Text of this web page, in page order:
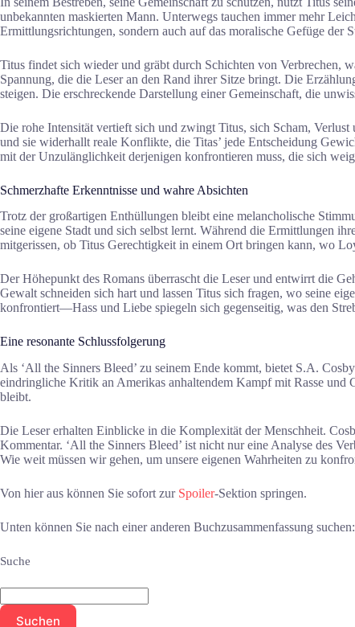
unbekannten maskierten Mann. Unterwegs tauchen immer mehr
Ermittlungsrichtungen, sondern auch auf das moralische Gefüge der
Titus findet sich wieder und gräbt durch Schichten von Verbrechen,
Spannung, die die Leser an den Rand ihrer Sitze bringt. Die
steigen. Die erschreckende Darstellung einer Gemeinschaft, die
Die rohe Intensität vertieft sich und zwingt Titus, sich Scham,
und sie widerhallt reale Konflikte, die Titas’ jede Entscheidung
mit der Unzulänglichkeit derjenigen konfrontieren muss, die sich
Schmerzhafte Erkenntnisse und wahre Absichten
Trotz der großartigen Enthüllungen bleibt eine melancholische
seine eigene Stadt und sich selbst lernt. Während die Ermittlungen
mitgerissen, ob Titus Gerechtigkeit in einem Ort bringen kann, wo
Der Höhepunkt des Romans überrascht die Leser und entwirrt die
Gewalt schneiden sich hart und lassen Titus sich fragen, wo seine
konfrontiert—Hass und Liebe spiegeln sich gegenseitig, was den
Eine resonante Schlussfolgerung
Als ‘All the Sinners Bleed’ zu seinem Ende kommt, bietet S.A.
eindringliche Kritik an Amerikas anhaltendem Kampf mit Rasse und
bleibt.
Die Leser erhalten Einblicke in die Komplexität der Menschheit.
Kommentar. ‘All the Sinners Bleed’ ist nicht nur eine Analyse des
Wie weit müssen wir gehen, um unsere eigenen Wahrheiten zu
Von hier aus können Sie sofort zur Spoiler-Sektion springen.
Unten können Sie nach einer anderen Buchzusammenfassung suchen:
Suche
Suchen